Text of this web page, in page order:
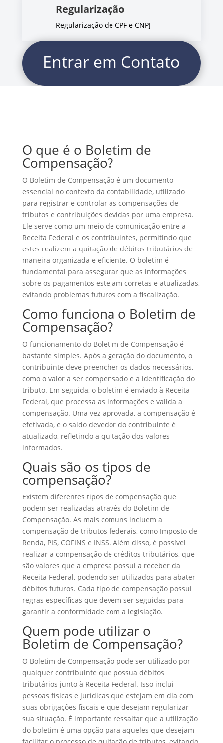
Regularização
Regularização de CPF e CNPJ
Entrar em Contato
O que é o Boletim de
Compensação?
O Boletim de Compensação é um documento
essencial no contexto da contabilidade, utilizado
para registrar e controlar as compensações de
tributos e contribuições devidas por uma empresa.
Ele serve como um meio de comunicação entre a
Receita Federal e os contribuintes, permitindo que
estes realizem a quitação de débitos tributários de
maneira organizada e eficiente. O boletim é
fundamental para assegurar que as informações
sobre os pagamentos estejam corretas e atualizadas,
evitando problemas futuros com a fiscalização.
Como funciona o Boletim de
Compensação?
O funcionamento do Boletim de Compensação é
bastante simples. Após a geração do documento, o
contribuinte deve preencher os dados necessários,
como o valor a ser compensado e a identificação do
tributo. Em seguida, o boletim é enviado à Receita
Federal, que processa as informações e valida a
compensação. Uma vez aprovada, a compensação é
efetivada, e o saldo devedor do contribuinte é
atualizado, refletindo a quitação dos valores
informados.
Quais são os tipos de
compensação?
Existem diferentes tipos de compensação que
podem ser realizadas através do Boletim de
Compensação. As mais comuns incluem a
compensação de tributos federais, como Imposto de
Renda, PIS, COFINS e INSS. Além disso, é possível
realizar a compensação de créditos tributários, que
são valores que a empresa possui a receber da
Receita Federal, podendo ser utilizados para abater
débitos futuros. Cada tipo de compensação possui
regras específicas que devem ser seguidas para
garantir a conformidade com a legislação.
Quem pode utilizar o
Boletim de Compensação?
O Boletim de Compensação pode ser utilizado por
qualquer contribuinte que possua débitos
tributários junto à Receita Federal. Isso inclui
pessoas físicas e jurídicas que estejam em dia com
suas obrigações fiscais e que desejam regularizar
sua situação. É importante ressaltar que a utilização
do boletim é uma opção para aqueles que desejam